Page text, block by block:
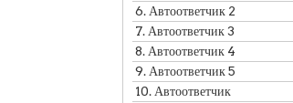
6.Автоответчик 2
7.Автоответчик 3
8.Автоответчик 4
9.Автоответчик 5
10.Автоответчик